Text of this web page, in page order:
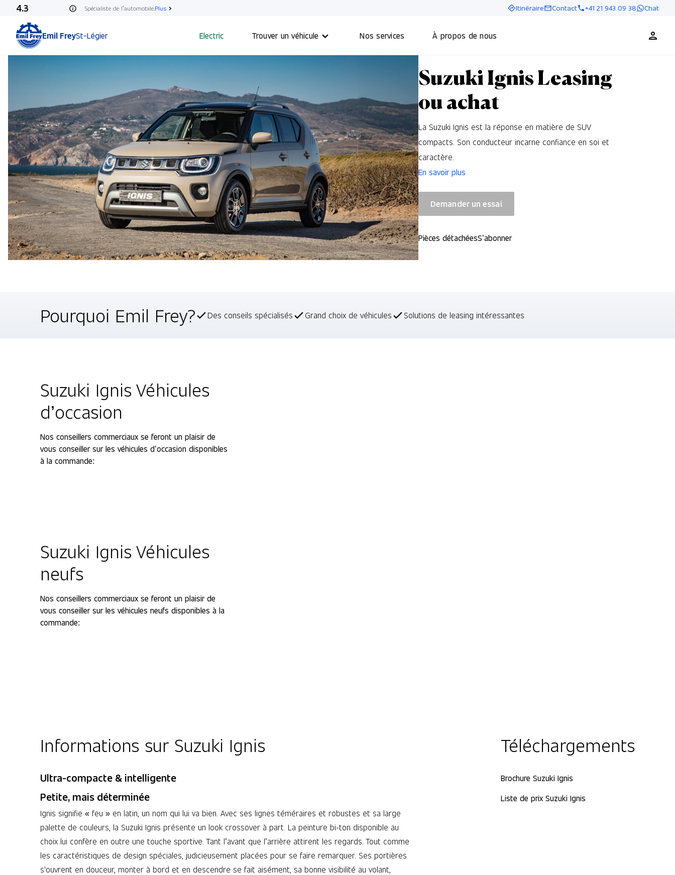
4.3 Spécialiste de l’automobile.Plus Itinéraire Contact +41 21 943 09 38 Chat
Emil FreySt-Légier Electric Trouver un véhicule Nos services À propos de nous
Suzuki Ignis Leasing
ou achat
La Suzuki Ignis est la réponse en matière de SUV
compacts. Son conducteur incarne confiance en soi et
caractère.
En savoir plus
Pièces détachéesS’abonner
Demander un essai
Pourquoi Emil Frey? Des conseils spécialisés Grand choix de véhicules Solutions de leasing intéressantes
Suzuki Ignis Véhicules
d’occasion
Nos conseillers commerciaux se feront un plaisir de
vous conseiller sur les véhicules d’occasion disponibles
à la commande:
Suzuki Ignis Véhicules
neufs
Nos conseillers commerciaux se feront un plaisir de
vous conseiller sur les véhicules neufs disponibles à la
commande:
Informations sur Suzuki Ignis
Ultra-compacte & intelligente
Petite, mais déterminée
Ignis signifie « feu » en latin, un nom qui lui va bien. Avec ses lignes téméraires et robustes et sa large
palette de couleurs, la Suzuki Ignis présente un look crossover à part. La peinture bi-ton disponible au
choix lui confère en outre une touche sportive. Tant l’avant que l’arrière attirent les regards. Tout comme
les caractéristiques de design spéciales, judicieusement placées pour se faire remarquer. Ses portières
s'ouvrent en douceur, monter à bord et en descendre se fait aisément, sa bonne visibilité au volant,
Téléchargements
Brochure Suzuki Ignis
Liste de prix Suzuki Ignis